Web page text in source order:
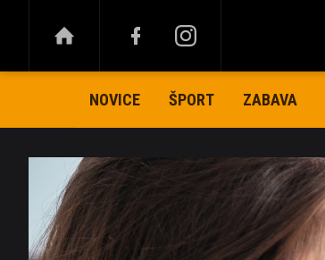
NOVICE ŠPORT ZABAVA